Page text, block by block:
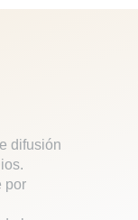
difusión
por